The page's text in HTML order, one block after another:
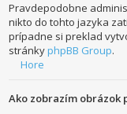
Pravdepodobne
nikto do tohto jazyka
prípadne si preklad
stránkyphpBB Group.
Hore
Ako zobrazím obrázok